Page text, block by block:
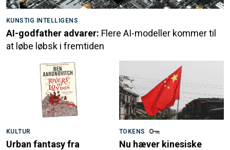
KUNSTIG INTELLIGENS
AI-godfather advarer: Flere AI-modeller kommer til
at løbe løbsk i fremtiden
KULTUR
Urban fantasy fra
TOKENS
Nu hæver kinesiske